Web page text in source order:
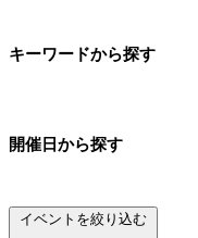
キーワードから探す
開催日から探す
イベントを絞り込む